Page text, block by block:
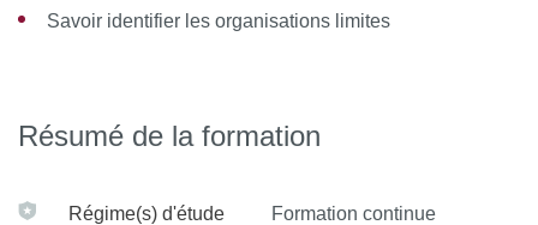
Savoir identifier les organisations limites
Résumé de la formation
Régime(s) d'étude Formation continue